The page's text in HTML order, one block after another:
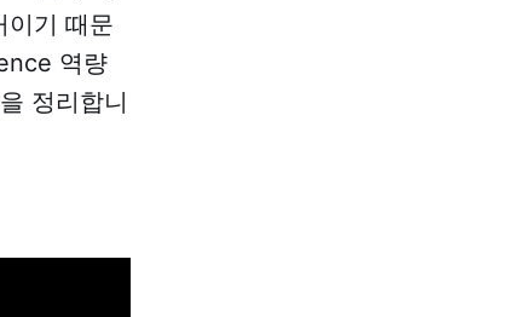
이기 때문
역량
정리합니